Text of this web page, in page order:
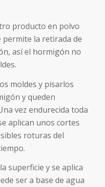
producto en polvo
permite la retirada de
así el hormigón no
moldes y pisarlos
y queden
vez endurecida toda
aplican unos cortes
roturas del
superficie y se aplica
ser a base de agua